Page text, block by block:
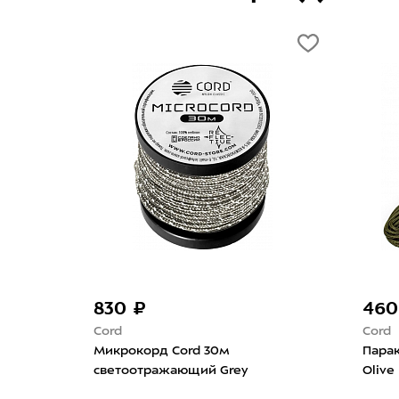
Верёвка Mammut Adam Ondra We
Care Dry 8,7мм/1м Assorted